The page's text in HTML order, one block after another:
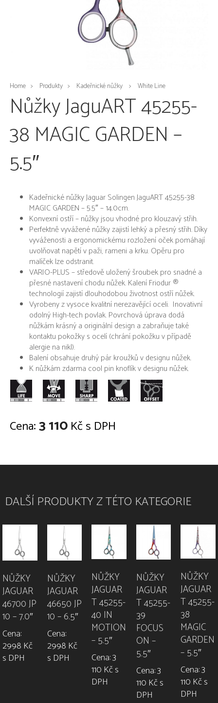
Home Produkty Kadeřnické nůžky White Line
Nůžky JaguART 45255-
38 MAGIC GARDEN –
5.5″
Kadeřnické nůžky Jaguar Solingen JaguART 45255-38
MAGIC GARDEN – 5.5″ – 14.0cm.
Konvexní ostří – nůžky jsou vhodné pro klouzavý střih.
Perfektně vyvážené nůžky zajistí lehký a přesný střih. Díky
vyváženosti a ergonomickému rozložení oček pomáhají
uvolňovat napětí v paži, rameni a krku. Opěru pro
malíček lze odstranit.
VARIO-PLUS – středově uložený šroubek pro snadné a
přesné nastavení chodu nůžek. Kalení Friodur ®
technologií zajistí dlouhodobou životnost ostří nůžek.
Vyrobeny z vysoce kvalitní nerezavějící oceli. Inovativní
odolný High-tech povlak. Povrchová úprava dodá
nůžkám krásný a originální design a zabraňuje také
kontaktu pokožky s ocelí (chrání pokožku v případě
alergie na nikl).
Balení obsahuje druhý pár kroužků v designu nůžek.
K nůžkám zdarma cool pin knoflík v designu nůžek.
Cena:3 110 Kč s DPH
DALŠÍ PRODUKTY Z TÉTO KATEGORIE
NŮŽKY
JAGUAR
46700 JP
10 – 7.0″
Cena:
2998 Kč
s DPH
NŮŽKY
JAGUAR
46650 JP
10 – 6.5″
Cena:
2998 Kč
s DPH
NŮŽKY
JAGUAR
T 45255-
40 IN
MOTION
– 5.5″
Cena: 3
110 Kč s
DPH
NŮŽKY
JAGUAR
T 45255-
39
FOCUS
ON –
5.5″
Cena: 3
110 Kč s
DPH
NŮŽKY
JAGUAR
T 45255-
38
MAGIC
GARDEN
– 5.5″
Cena: 3
110 Kč s
DPH